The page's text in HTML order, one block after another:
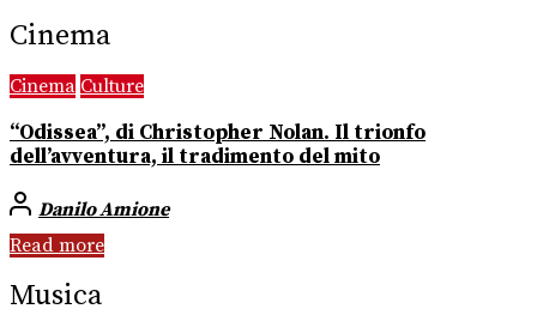
Cinema
Cinema Culture
“Odissea”, di Christopher Nolan. Il trionfo
dell’avventura, il tradimento del mito
Danilo Amione
Read more
Musica